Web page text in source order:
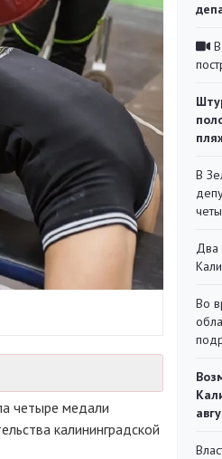
четыре медали
калининградской
В
В
Два
Во